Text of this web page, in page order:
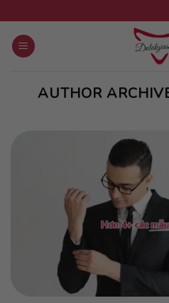
to
content
AUTHOR